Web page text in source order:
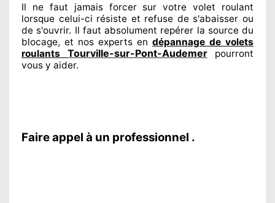
Il ne faut jamais forcer sur votre volet roulant
lorsque celui-ci résiste et refuse de s'abaisser ou
de s'ouvrir. Il faut absolument repérer la sourcedu
blocage, et nos experts en dépannage de volets
roulants Tourville-sur-Pont-Audemer
pourront
vous y aider.
Faire appel à un professionnel .